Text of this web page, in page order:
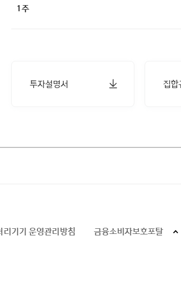
1주
투자설명서 집합
리기기 운영관리방침 금융소비자보호포탈